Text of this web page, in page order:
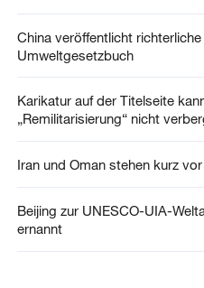
China veröffentlicht
Umweltgesetzbuch
Karikatur auf der Titelseite
„Remilitarisierung“ nicht
Iran und Oman stehen kurz
Beijing zur UNESCO-UIA-
ernannt